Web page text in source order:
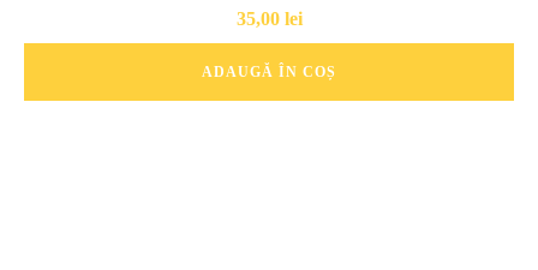
35,00 lei
ADAUGĂ ÎN COȘ